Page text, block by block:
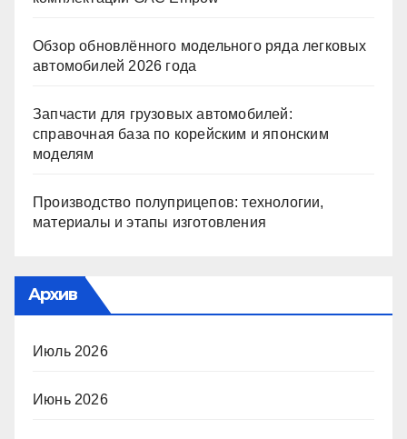
Обзор обновлённого модельного ряда легковых
автомобилей 2026 года
Запчасти для грузовых автомобилей:
справочная база по корейским и японским
моделям
Производство полуприцепов: технологии,
материалы и этапы изготовления
Архив
Июль 2026
Июнь 2026